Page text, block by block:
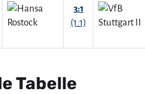
3:1
(1:1)
Tabelle